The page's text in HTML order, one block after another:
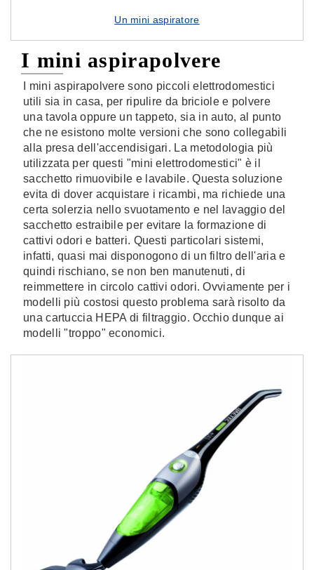
Un mini aspiratore
I mini aspirapolvere
I mini aspirapolvere sono piccoli elettrodomestici
utili sia in casa, per ripulire da briciole e polvere
una tavola oppure un tappeto, sia in auto, al punto
che ne esistono molte versioni che sono collegabili
alla presa dell'accendisigari. La metodologia più
utilizzata per questi "mini elettrodomestici" è il
sacchetto rimuovibile e lavabile. Questa soluzione
evita di dover acquistare i ricambi, ma richiede una
certa solerzia nello svuotamento e nel lavaggio del
sacchetto estraibile per evitare la formazione di
cattivi odori e batteri. Questi particolari sistemi,
infatti, quasi mai disponogono di un filtro dell'aria e
quindi rischiano, se non ben manutenuti, di
reimmettere in circolo cattivi odori. Ovviamente per i
modelli più costosi questo problema sarà risolto da
una cartuccia HEPA di filtraggio. Occhio dunque ai
modelli "troppo" economici.